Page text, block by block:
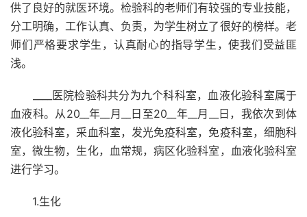
供了良好的就医环境。检验科的老师们有较强的专业技能，
分工明确，工作认真、负责，为学生树立了很好的榜样。老
师们严格要求学生，认真耐心的指导学生，使我们受益匪
浅。
____医院检验科共分为九个科科室，血液化验科室属于
血液科。从20__年__月__日至20__年__月__日，我依次到体
液化验科室，采血科室，发光免疫科室，免疫科室，细胞科
室，微生物，生化，血常规，病区化验科室，血液化验科室
进行学习。
1.生化